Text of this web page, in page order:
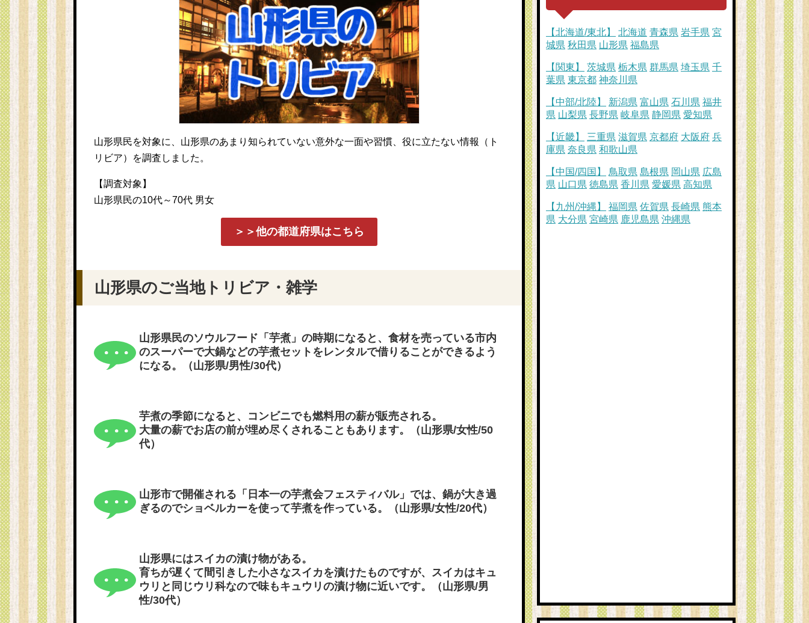
山形県民を対象に、山形県のあまり知られていない意外な一面や習慣、役に立たない情報（ト
リビア）を調査しました。
【調査対象】
山形県民の10代～70代 男女
＞＞他の都道府県はこちら
山形県のご当地トリビア・雑学
山形県民のソウルフード「芋煮」の時期になると、食材を売っている市内
のスーパーで大鍋などの芋煮セットをレンタルで借りることができるよう
になる。（山形県/男性/30代）
芋煮の季節になると、コンビニでも燃料用の薪が販売される。
大量の薪でお店の前が埋め尽くされることもあります。（山形県/女性/50
代）
山形市で開催される「日本一の芋煮会フェスティバル」では、鍋が大き過
ぎるのでショベルカーを使って芋煮を作っている。（山形県/女性/20代）
山形県にはスイカの漬け物がある。
育ちが遅くて間引きした小さなスイカを漬けたものですが、スイカはキュ
ウリと同じウリ科なので味もキュウリの漬け物に近いです。（山形県/男
性/30代）
【北海道/東北】 北海道 青森県 岩手県 宮
城県 秋田県 山形県 福島県
【関東】 茨城県 栃木県 群馬県 埼玉県 千
葉県 東京都 神奈川県
【中部/北陸】 新潟県 富山県 石川県 福井
県 山梨県 長野県 岐阜県 静岡県 愛知県
【近畿】 三重県 滋賀県 京都府 大阪府 兵
庫県 奈良県 和歌山県
【中国/四国】 鳥取県 島根県 岡山県 広島
県 山口県 徳島県 香川県 愛媛県 高知県
【九州/沖縄】 福岡県 佐賀県 長崎県 熊本
県 大分県 宮崎県 鹿児島県 沖縄県